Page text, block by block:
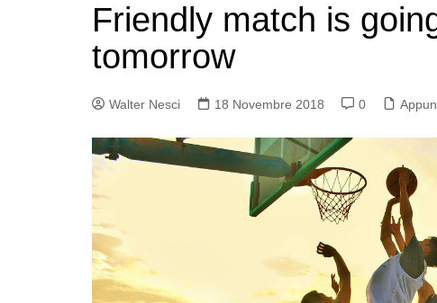
Turismo
Trasporti
Altro
Friendly match is
tomorrow
Walter Nesci 18 Novembre 2018 0